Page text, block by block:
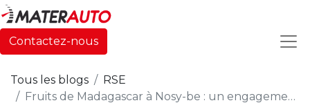
Contactez-nous
Tous les blogs
RSE
Fruits de Madagascar à Nosy-be : un engagement durable à travers le programme DeveloPPP